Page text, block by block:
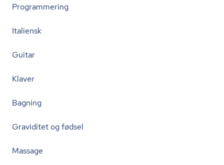
Programmering
Italiensk
Guitar
Klaver
Bagning
Graviditet og fødsel
Massage